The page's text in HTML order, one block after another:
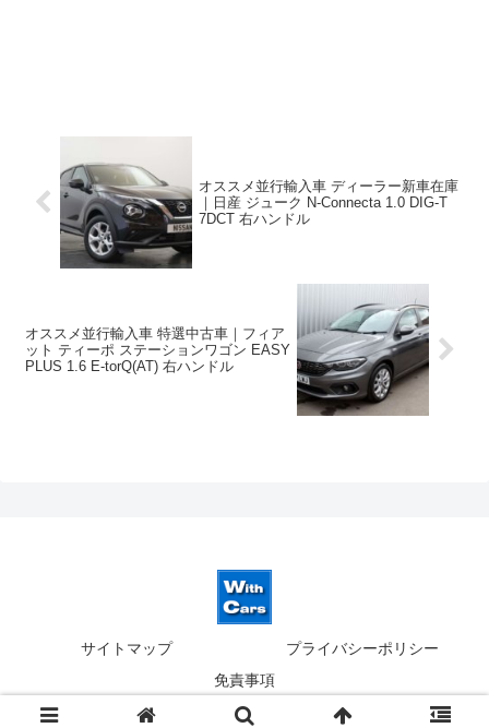
オススメ並行輸入車 ディーラー新車在庫
｜日産 ジューク N-Connecta 1.0 DIG-T
7DCT 右ハンドル
オススメ並行輸入車 特選中古車｜フィア
ット ティーポ ステーションワゴン EASY
PLUS 1.6 E-torQ(AT) 右ハンドル
サイトマップ
プライバシーポリシー
免責事項
© 2019-2026 ウィズカーズ｜新横浜 欧州車の並行輸入.